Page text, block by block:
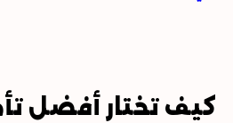
كيف تختار أفضل